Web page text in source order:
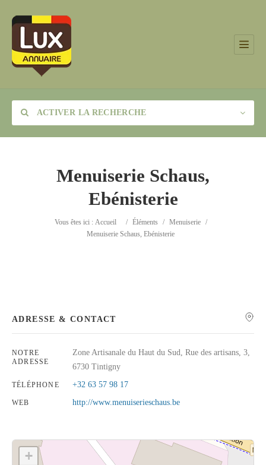
ACTIVER LA RECHERCHE
Rechercher
Menuiserie Schaus,
Ebénisterie
Vous êtes ici : Accueil / Éléments / Menuiserie
/
Menuiserie Schaus, Ebénisterie
ADRESSE & CONTACT
NOTRE
ADRESSE
Zone Artisanale du Haut du Sud, Rue des artisans, 3,
6730 Tintigny
TÉLÉPHONE +32 63 57 98 17
WEB http://www.menuiserieschaus.be
+